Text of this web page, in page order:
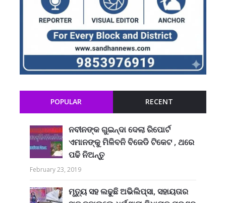
POPULAR RECENT
ନବୀନଙ୍କ ଗୁଇନ୍ଦା ଦେଲା ରିପୋର୍ଟ
ଏମାନଙ୍କୁ ମିଳିବନି ବିଜେଡି ଟିକେଟ , ଥରେ
ପଢି ନିଅନ୍ତୁ
February 23, 2019
ମୃତ୍ୟୁ ସହ ଲଢୁଛି ଅଭିଲିପ୍ସା, ସହାୟତାର